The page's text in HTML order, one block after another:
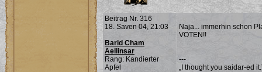
Beitrag Nr. 316
18. Saven 04, 21:03
Barid Cham
Aellinsar
Rang: Kandierter
Apfel
Naja... immerhin schon
VOTEN!!
---
„I thought you saidar-ed